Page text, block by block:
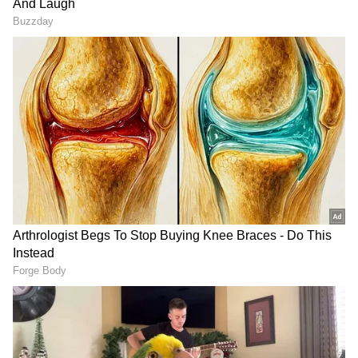
ಐಶ್ವರ್ಯಾ ರೈ ಬಚ್ಚನ್
ಖ್ಯಾತ ನಟಿ ಐಶ್ವರ್ಯ ರೈ ಬಚ್ಚನ್ ಅವರ ಹೆಸರೂ ಈ
ಪಟ್ಟಿಯಲ್ಲಿ ಸೇರಿದೆ. ಐಶ್ವರ್ಯಾ ತನ್ನ ಪತಿ ಅಭಿಷೇಕ್ ಬಚ್ಚನ್
ಜೀವನದಲ್ಲಿ ಸಕಾರಾತ್ಮಕತೆಯನ್ನು ತರಲು ಫೆಂಗ್ ಶೂಯಿ
ಮಾಸ್ಟರ್ ಚಾರುಹಾಸ್ ನಾಯಕ್ ಅವರ ಸಹಾಯವನ್ನು
ತೆಗೆದುಕೊಂಡರು. ಅವರ ಸಲಹೆಯ ಮೇರೆಗೆ ಐಶ್ವರ್ಯಾ
ಅಭಿಷೇಕ್ ಅವರ ವ್ಯಾನಿಟಿ ವ್ಯಾನ್ ಅನ್ನು ಹೊಸ ರೀತಿಯಲ್ಲಿ
ಸಿದ್ಧಪಡಿಸಿದರು.